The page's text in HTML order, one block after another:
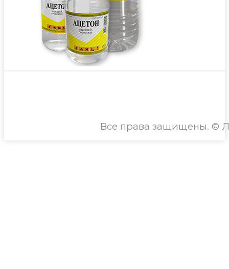
Все права защищены. ©